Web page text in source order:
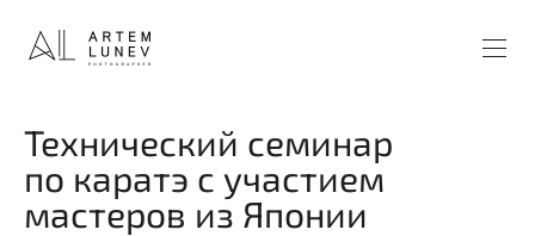
Технический семинар
по каратэ с участием
мастеров из Японии